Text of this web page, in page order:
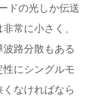
ドの光しか伝送
常に小さく、
路分散もある
にシングルモ
なければなら